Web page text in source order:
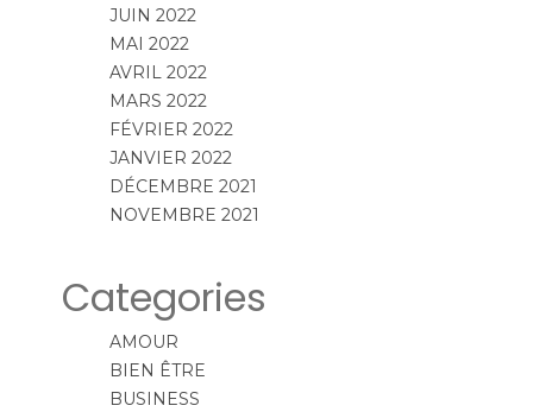
JUIN 2022
MAI 2022
AVRIL 2022
MARS 2022
FÉVRIER 2022
JANVIER 2022
DÉCEMBRE 2021
NOVEMBRE 2021
Categories
AMOUR
BIEN ÊTRE
BUSINESS